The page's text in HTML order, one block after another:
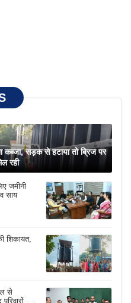
कब्जा, सड़क से हटाया तो ब्रिज पर
रही
जमीनी
साय
शिकायत,
से
का